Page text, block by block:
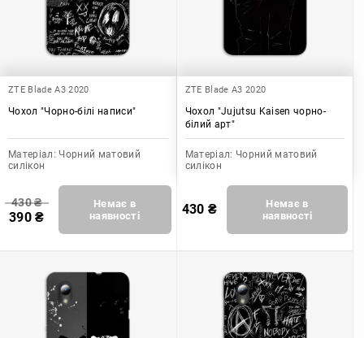
ZTE Blade A3 2020
Чохол "Чорно-білі написи"
Матеріал: Чорний матовий
силікон
430₴
390₴
Немає в
наявності
ZTE Blade A3 2020
Чохол "Jujutsu Kaisen чорно-
білий арт"
Матеріал: Чорний матовий
силікон
430 ₴
Немає в
наявності